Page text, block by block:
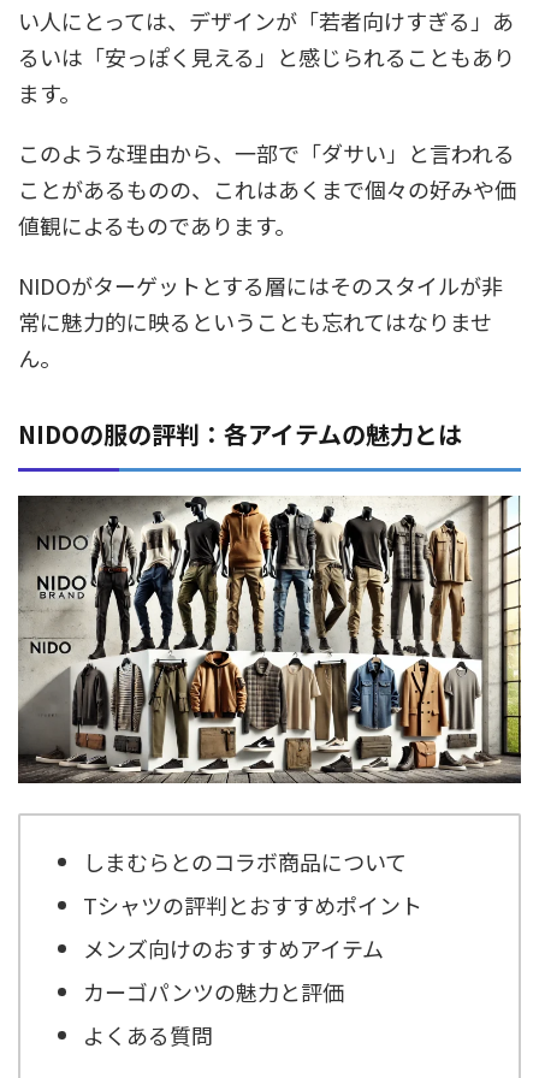
い人にとっては、デザインが「若者向けすぎる」あ
るいは「安っぽく見える」と感じられることもあり
ます。
このような理由から、一部で「ダサい」と言われる
ことがあるものの、これはあくまで個々の好みや価
値観によるものであります。
NIDOがターゲットとする層にはそのスタイルが非
常に魅力的に映るということも忘れてはなりませ
ん。
NIDOの服の評判：各アイテムの魅力とは
しまむらとのコラボ商品について
Tシャツの評判とおすすめポイント
メンズ向けのおすすめアイテム
カーゴパンツの魅力と評価
よくある質問